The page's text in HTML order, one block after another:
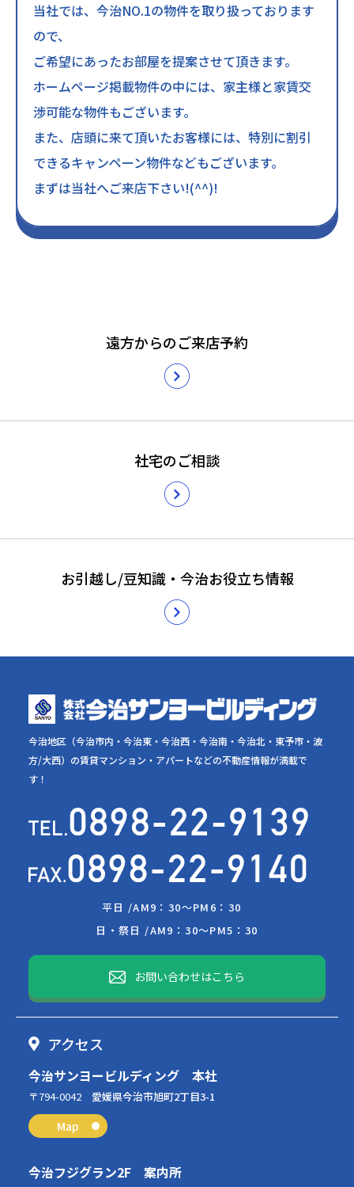
当社では、今治NO.1の物件を取り扱っております
ので、
ご希望にあったお部屋を提案させて頂きます。
ホームページ掲載物件の中には、家主様と家賃交
渉可能な物件もございます。
また、店頭に来て頂いたお客様には、特別に割引
できるキャンペーン物件などもございます。
まずは当社へご来店下さい!(^^)!
遠方からのご来店予約
社宅のご相談
お引越し/豆知識・今治お役立ち情報
今治地区（今治市内・今治東・今治西・今治南・今治北・東予市・波
方/大西）の賃貸マンション・アパートなどの不動産情報が満載で
す！
平日 /AM9：30～PM6：30
日・祭日 /AM9：30～PM5：30
お問い合わせはこちら
アクセス
今治サンヨービルディング 本社
〒794-0042 愛媛県今治市旭町2丁目3-1
Map
今治フジグラン2F 案内所